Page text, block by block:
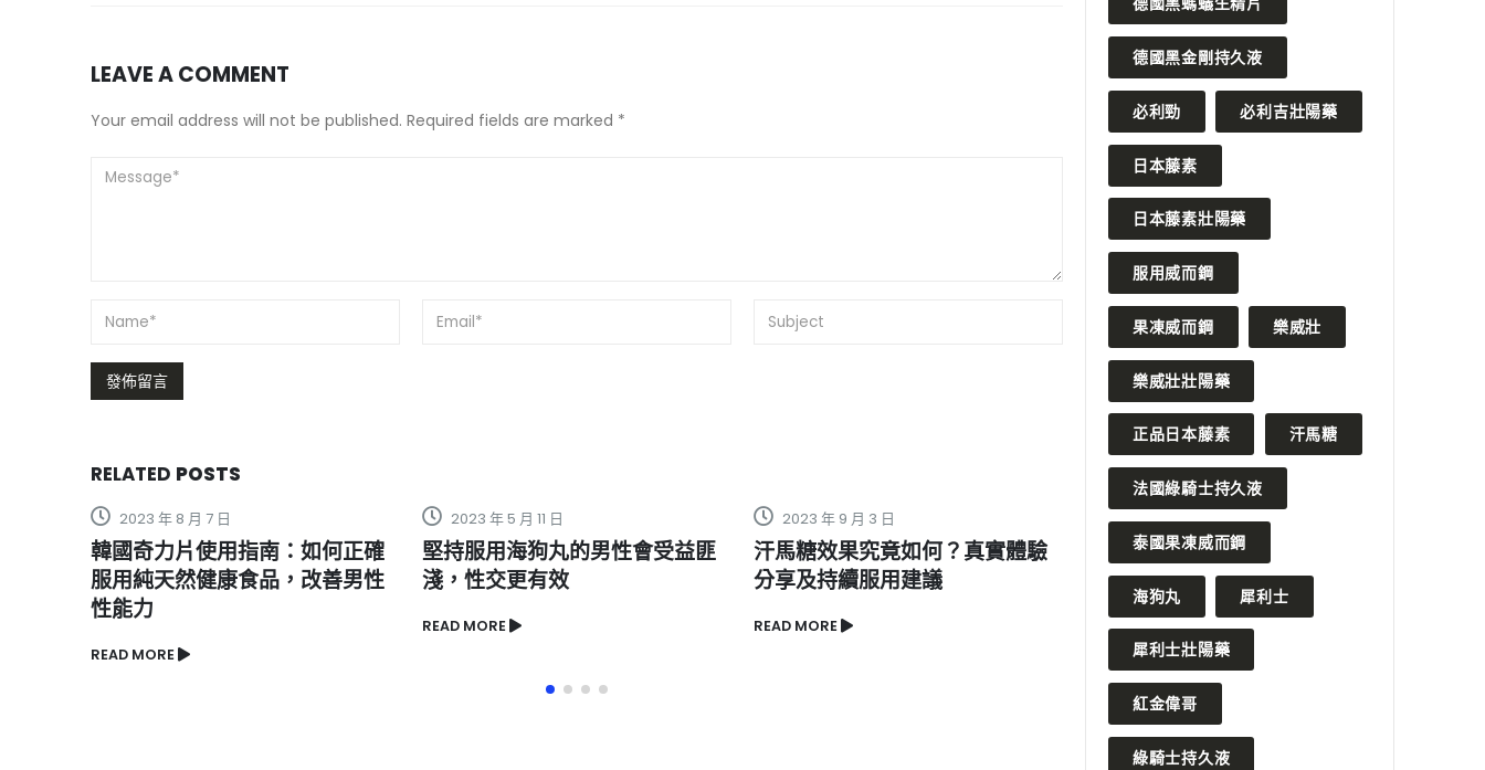
LEAVE A COMMENT
Your email address will not be published. Required fields are marked *
RELATED POSTS
如何正確
改善男性
2023 年 5 月 11 日
堅持服用海狗丸的男性會受益匪
淺，性交更有效
2023 年 9 月 3 日
汗馬糖效果究竟如何？真實體驗
分享及持續服用建議
READ MORE
2024 年 5 月 27 日
你知道如何有效治療男性早洩問
題嗎？
READ MORE
2023 年 2 月 21 日
男性補腎正確方法和壯陽補腎產
品有哪些
READ MORE
德國黑金剛持久液
必利勁 必利吉壯陽藥
日本藤素
日本藤素壯陽藥
服用威而鋼
果凍威而鋼 樂威壯
樂威壯壯陽藥
正品日本藤素 汗馬糖
法國綠騎士持久液
泰國果凍威而鋼
海狗丸 犀利士
犀利士壯陽藥
紅金偉哥
綠騎士持久液